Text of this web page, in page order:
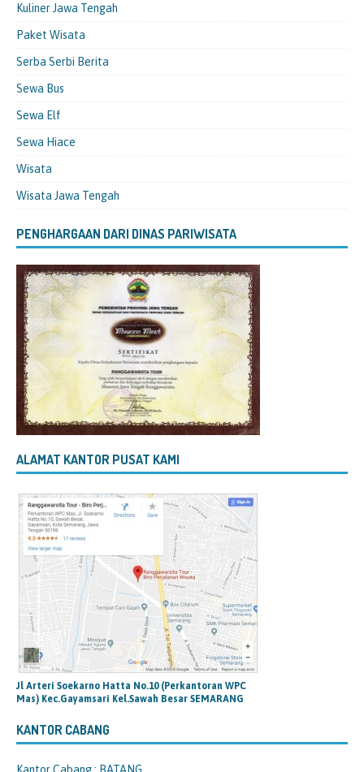
Kuliner Jawa Tengah
Paket Wisata
Serba Serbi Berita
Sewa Bus
Sewa Elf
Sewa Hiace
Wisata
Wisata Jawa Tengah
PENGHARGAAN DARI DINAS PARIWISATA
ALAMAT KANTOR PUSAT KAMI
Jl Arteri Soekarno Hatta No.10 (Perkantoran WPC
Mas) Kec.Gayamsari Kel.Sawah Besar SEMARANG
KANTOR CABANG